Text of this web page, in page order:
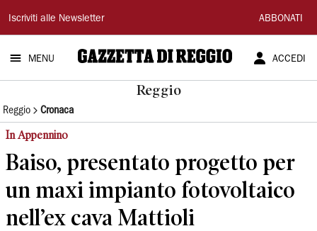
Gazzetta
di
Reggio
Iscriviti alle Newsletter ABBONATI
MENU ACCEDI
Reggio
Reggio Cronaca
In Appennino
Baiso, presentato progetto per
un maxi impianto fotovoltaico
nell’ex cava Mattioli